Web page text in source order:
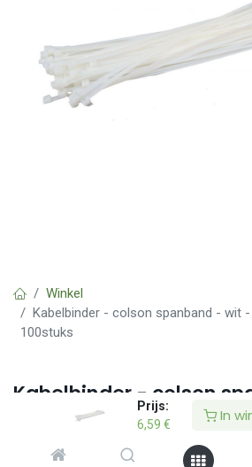
Prijs:
6,59 € In
Winkel
Kabelbinder - colson spanband - wit
100stuks
Kabelbinder - colson
- 4,8mm x 300mm -
(0 beoordeling)